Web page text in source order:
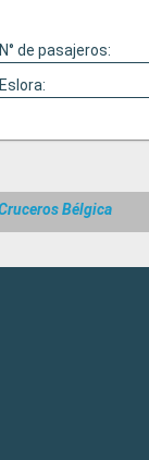
N° de pasajeros:
Eslora:
Bélgica